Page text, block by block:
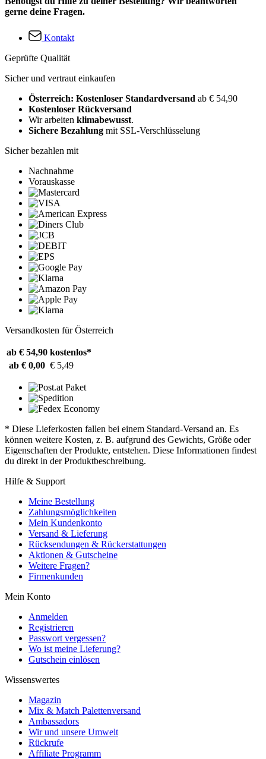
gerne deine Fragen.
Kontakt
Geprüfte Qualität
Sicher und vertraut einkaufen
Österreich: Kostenloser Standardversand ab € 54,90
Kostenloser Rückversand
Wir arbeiten klimabewusst.
Sichere Bezahlung mit SSL-Verschlüsselung
Sicher bezahlen mit
Nachnahme
Vorauskasse
Versandkosten für Österreich
ab € 54,90 kostenlos*
ab € 0,00 € 5,49
* Diese Lieferkosten fallen bei einem Standard-Versand an. Es
können weitere Kosten, z. B. aufgrund des Gewichts, Größe oder
Eigenschaften der Produkte, entstehen. Diese Informationen findest
du direkt in der Produktbeschreibung.
Hilfe & Support
Meine Bestellung
Zahlungsmöglichkeiten
Mein Kundenkonto
Versand & Lieferung
Rücksendungen & Rückerstattungen
Aktionen & Gutscheine
Weitere Fragen?
Firmenkunden
Mein Konto
Anmelden
Registrieren
Passwort vergessen?
Wo ist meine Lieferung?
Gutschein einlösen
Wissenswertes
Magazin
Mix & Match Palettenversand
Ambassadors
Wir und unsere Umwelt
Rückrufe
Affiliate Programm